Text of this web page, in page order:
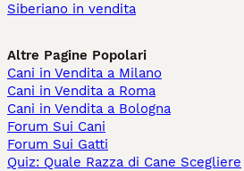
Siberiano in vendita
Altre Pagine Popolari
Cani in Vendita a Milano
Cani in Vendita a Roma
Cani in Vendita a Bologna
Forum Sui Cani
Forum Sui Gatti
Quiz: Quale Razza di Cane Scegliere